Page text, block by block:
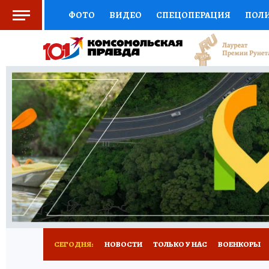
ФОТО ВИДЕО СПЕЦОПЕРАЦИЯ
СОЦПОДДЕРЖКА НАУКА СПОРТ
ВЫБОР ЭКСПЕРТОВ ДОКТОР
КНИЖНАЯ ПОЛКА ПРОГНОЗЫ НА СПОРТ
ПРЕСС-ЦЕНТР НЕДВИЖИМОСТЬ
РАДИО КП РЕКЛАМА ТЕСТЫ НОВОЕ
СЕГОДНЯ: НОВОСТИ ТОЛЬКО У НАС ВОЕНКОРЫ